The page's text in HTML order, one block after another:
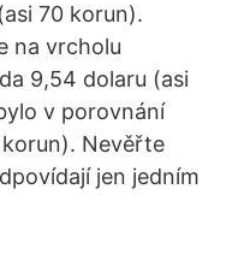
70 korun).
na vrcholu
9,54 dolaru (asi
v porovnání
korun). Nevěřte
jen jedním